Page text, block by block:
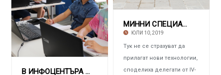
МИННИ СПЕЦИАЛИСТИ ОТ ЦЯЛ СВЯТ Посетиха Рудо
ЮЛИ 10, 2019
Тук не се страхуват да
прилагат нови технологии,
споделиха делегати от IV-
В ИНФОЦЕНТЪРА НА „АУРУБИС БЪЛГАРИЯ“ Стартира